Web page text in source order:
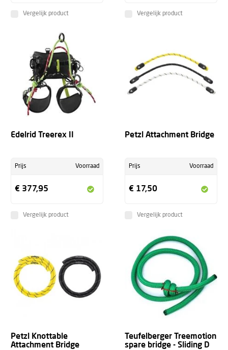
Vergelijk product Vergelijk product
Edelrid Treerex II
Prijs Voorraad
€ 377,95
Vergelijk product
Petzl Attachment Bridge
Prijs Voorraad
€ 17,50
Vergelijk product
Petzl Knottable
Attachment Bridge
Teufelberger Treemotion
spare bridge - Sliding D